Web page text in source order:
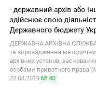
- державний архів або
здійснює свою
Державного бюджету
ДЕРЖАВНА АРХІВНА СЛУЖБА
та впровадження
архівних установ,
особами приватного
22.04.2019 № 40